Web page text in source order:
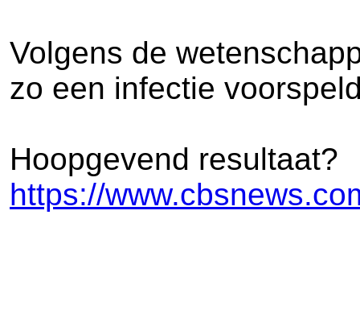
Volgens de
zo een infectie
Hoopgevend resultaat?
https://